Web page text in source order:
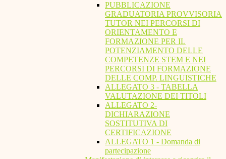
PUBBLICAZIONE
GRADUATORIA PROVVISORIA
TUTOR NEI PERCORSI DI
ORIENTAMENTO E
FORMAZIONE PER IL
POTENZIAMENTO DELLE
COMPETENZE STEM E NEI
PERCORSI DI FORMAZIONE
DELLE COMP. LINGUISTICHE
ALLEGATO 3 - TABELLA
VALUTAZIONE DEI TITOLI
ALLEGATO 2-
DICHIARAZIONE
SOSTITUTIVA DI
CERTIFICAZIONE
ALLEGATO 1 - Domanda di
partecipazione